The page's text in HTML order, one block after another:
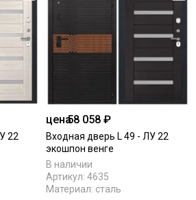
22
цена58 058 ₽
Входная дверь L 49 - ЛУ 22
экошпон венге
В наличии
Артикул: 4635
Материал: сталь